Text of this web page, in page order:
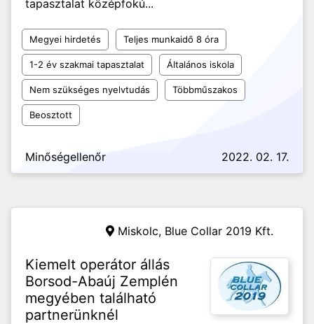
tapasztalat középfokú...
Megyei hirdetés Teljes munkaidő 8 óra
1-2 év szakmai tapasztalat Általános iskola
Nem szükséges nyelvtudás Többműszakos
Beosztott
Minőségellenőr 2022. 02. 17.
Miskolc, Blue Collar 2019 Kft.
Kiemelt operátor állás
Borsod-Abaúj Zemplén
megyében található
partnerünknél